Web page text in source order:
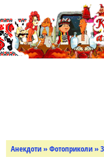
Анекдоти»Фотоприколи»